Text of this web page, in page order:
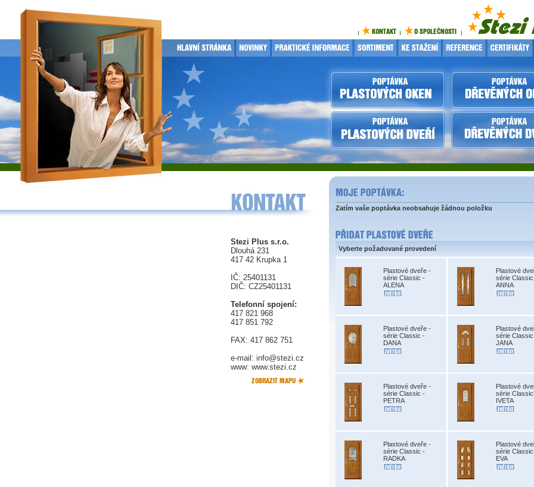
Stezi Plus s.r.o.
Dlouhá 231
417 42 Krupka 1
IČ: 25401131
DIČ: CZ25401131
Telefonní spojení:
417 821 968
417 851 792
FAX: 417 862 751
e-mail: info@stezi.cz
www: www.stezi.cz
Zatím vaše poptávka neobsahuje žádnou položku
Vyberte požadované provedení
Plastové dveře -
série Classic -
ALENA
Plastové
série
ANNA
Plastové dveře -
série Classic -
DANA
Plastové
série
JANA
Plastové dveře -
série Classic -
PETRA
Plastové
série
IVETA
Plastové dveře -
série Classic -
RADKA
Plastové
série
EVA